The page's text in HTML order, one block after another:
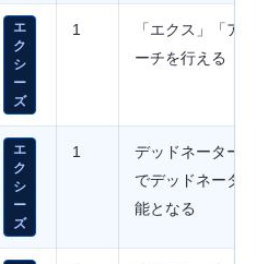
エ
ク
シ
ー
ズ
1
「エクス」「アイ
ーチを行える
エ
ク
シ
ー
ズ
1
デッドネーターの
でデッドネーター
能となる